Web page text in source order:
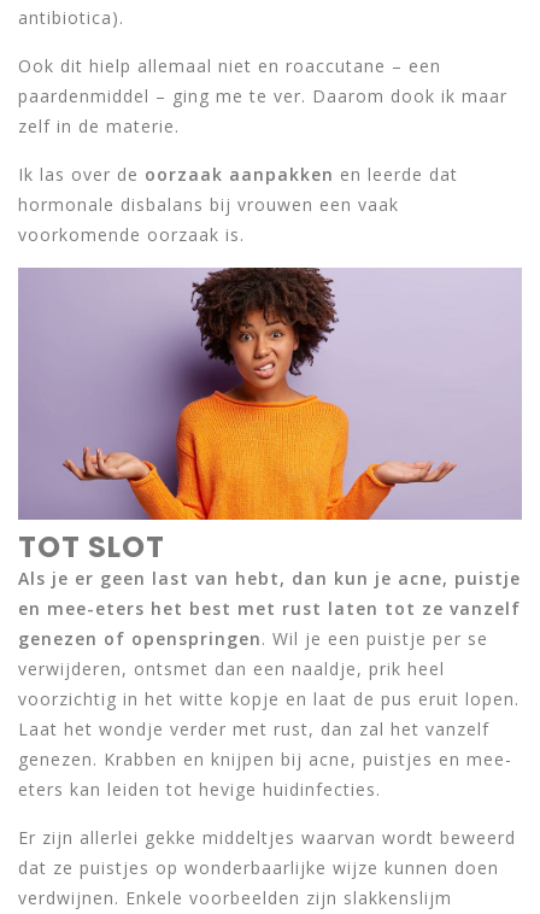
antibiotica).
Ook dit hielp allemaal niet en roaccutane – een
paardenmiddel – ging me te ver. Daarom dook ik maar
zelf in de materie.
Ik las over de oorzaak aanpakken en leerde dat
hormonale disbalans bij vrouwen een vaak
voorkomende oorzaak is.
TOT SLOT
Als je er geen last van hebt, dan kun je acne, puistje
en mee-eters het best met rust laten tot ze vanzelf
genezen of openspringen. Wil je een puistje per se
verwijderen, ontsmet dan een naaldje, prik heel
voorzichtig in het witte kopje en laat de pus eruit lopen.
Laat het wondje verder met rust, dan zal het vanzelf
genezen. Krabben en knijpen bij acne, puistjes en mee-
eters kan leiden tot hevige huidinfecties.
Er zijn allerlei gekke middeltjes waarvan wordt beweerd
dat ze puistjes op wonderbaarlijke wijze kunnen doen
verdwijnen. Enkele voorbeelden zijn slakkenslijm